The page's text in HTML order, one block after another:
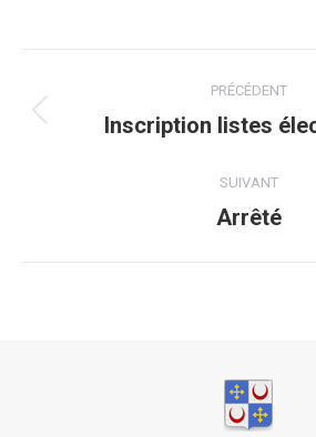
navigation
PRÉCÉDENT
Onglet
Inscription listes
SUIVANT
Onglet
Arrêté